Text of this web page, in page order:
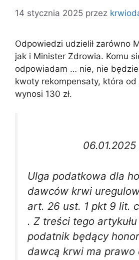
14 stycznia 2025 przez
Odpowiedzi udzielił zarówno
jak i Minister Zdrowia. Komu
odpowiadam … nie, nie
kwoty rekompensaty, która
wynosi 130 zł.
Ulga podatkowa dla
dawców krwi
art. 26 ust. 1 pkt 9 lit.
. Z treści tego
podatnik będący
dawcą krwi ma prawo